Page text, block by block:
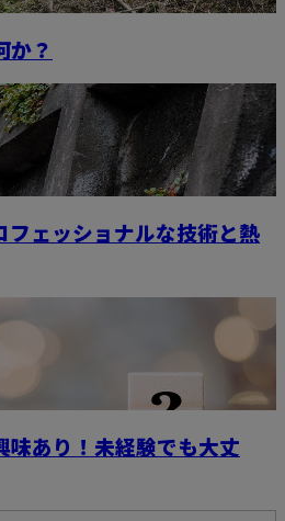
か？
フェッショナルな技術と熱
味あり！未経験でも大丈